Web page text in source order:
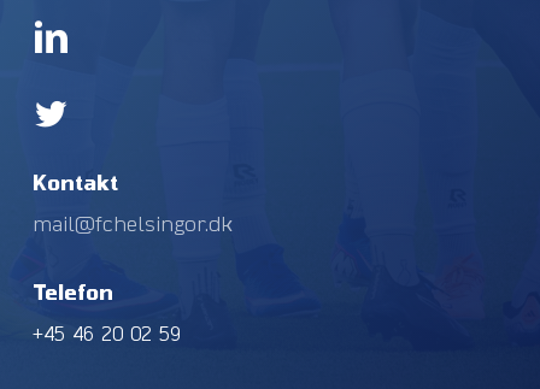
Kontakt
mail@fchelsingor.dk
Telefon
+45 46 20 02 59